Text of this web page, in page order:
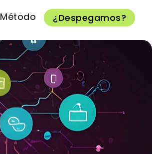
Método ¿Despegamos?